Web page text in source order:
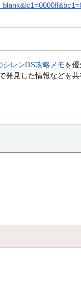
シレンDS攻略メモを
見した情報などを